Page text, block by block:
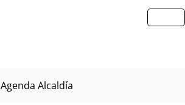
Agenda Alcaldía